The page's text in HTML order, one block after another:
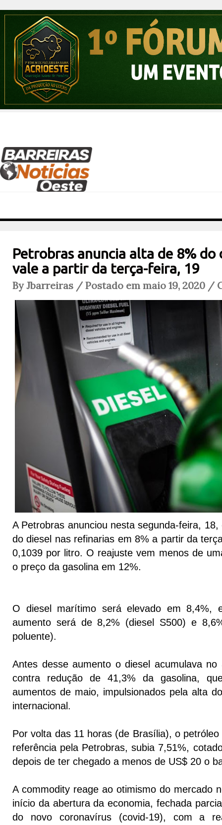
Petrobras anuncia alta de 8% do
vale a partir da terça-feira, 19
By Jbarreiras / Postado em maio 19, 2020 /
A Petrobras anunciou nesta segunda-feira,
do diesel nas refinarias em 8% a partir da
0,1039 por litro. O reajuste vem menos de
o preço da gasolina em 12%.
O diesel marítimo será elevado em 8,4%,
aumento será de 8,2% (diesel S500) e
poluente).
Antes desse aumento o diesel acumulava
contra redução de 41,3% da gasolina,
aumentos de maio, impulsionados pela alta
internacional.
Por volta das 11 horas (de Brasília), o
referência pela Petrobras, subia 7,51%,
depois de ter chegado a menos de US$ 20 o
A commodity reage ao otimismo do mercado
início da abertura da economia, fechada
do novo coronavírus (covid-19), com a